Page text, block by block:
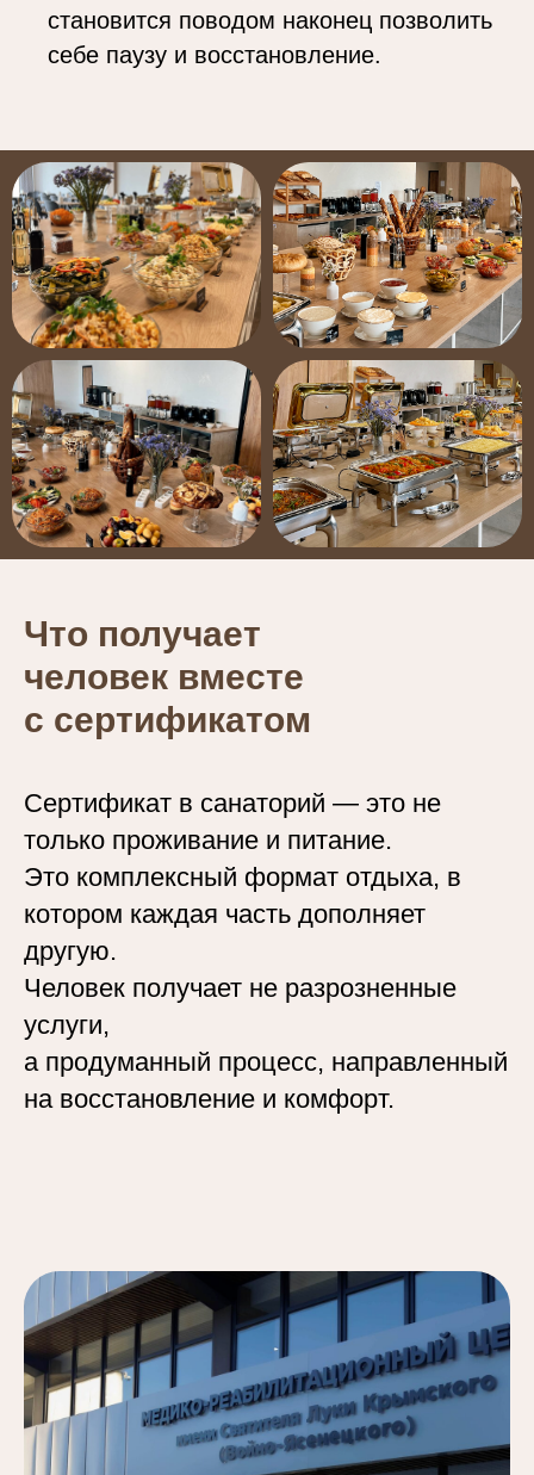
становится поводом наконец позволить
себе паузу и восстановление.
Что получает
человек вместе
с сертификатом
Сертификат в санаторий — это не
только проживание и питание.
Это комплексный формат отдыха, в
котором каждая часть дополняет
другую.
Человек получает не разрозненные
услуги,
а продуманный процесс, направленный
на восстановление и комфорт.